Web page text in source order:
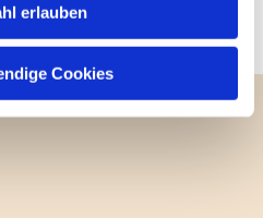
erlauben
Cookies